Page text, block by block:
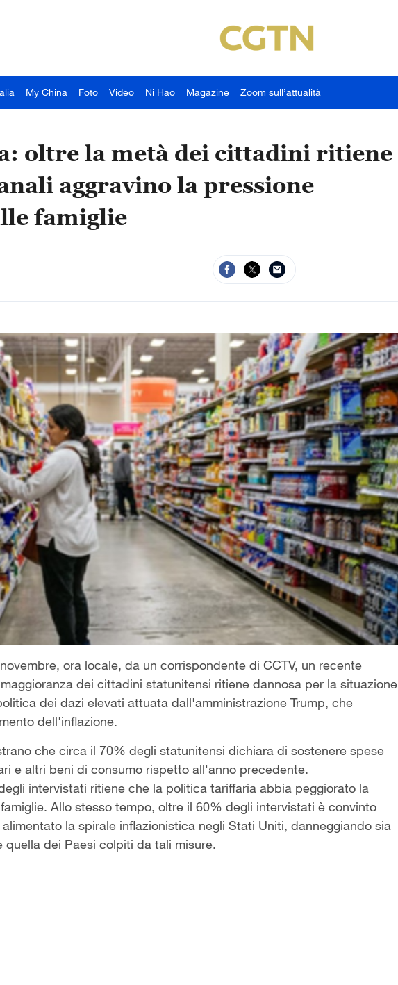
My China Foto Video Ni Hao Magazine Zoom sull’attualità
oltre la metà dei cittadini ritiene
aggravino la pressione
famiglie
ora locale, da un corrispondente di CCTV, un recente
dei cittadini statunitensi ritiene dannosa per la situazione
dei dazi elevati attuata dall'amministrazione Trump, che
dell'inflazione.
che circa il 70% degli statunitensi dichiara di sostenere spese
e altri beni di consumo rispetto all'anno precedente.
intervistati ritiene che la politica tariffaria abbia peggiorato la
Allo stesso tempo, oltre il 60% degli intervistati è convinto
la spirale inflazionistica negli Stati Uniti, danneggiando sia
dei Paesi colpiti da tali misure.